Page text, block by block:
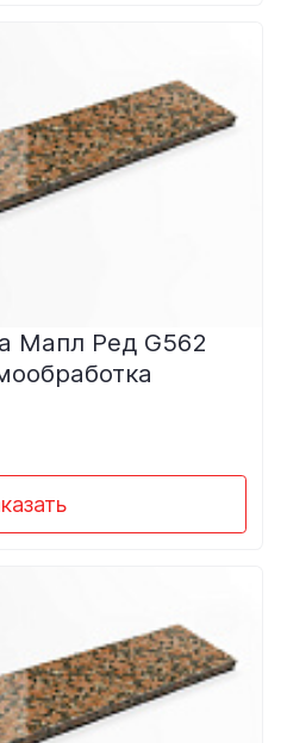
Мапл Ред G562